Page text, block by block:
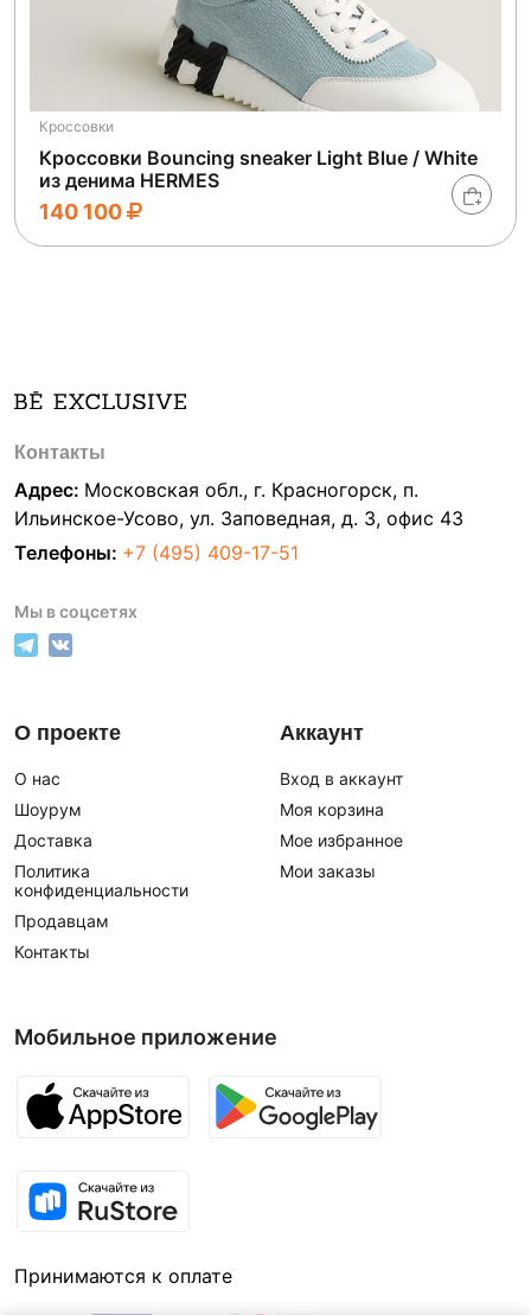
Кроссовки
Кроссовки Bouncing sneaker Light Blue / White
из денима HERMES
140 100
Контакты
Адрес: Московская обл., г. Красногорск, п.
Ильинское-Усово, ул. Заповедная, д. 3, офис 43
Телефоны: +7 (495) 409-17-51
Мы в соцсетях
О проекте
О нас
Шоурум
Доставка
Политика
конфиденциальности
Продавцам
Контакты
Аккаунт
Вход в аккаунт
Моя корзина
Мое избранное
Мои заказы
Мобильное приложение
Принимаются к оплате